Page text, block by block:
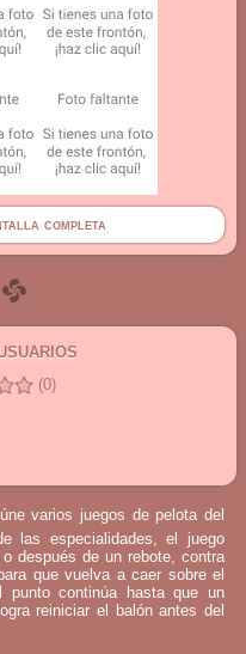
completa
(0)
varios juegos de pelota del
las especialidades, el juego
después de un rebote, contra
que vuelva a caer sobre el
punto continúa hasta que un
reiniciar el balón antes del